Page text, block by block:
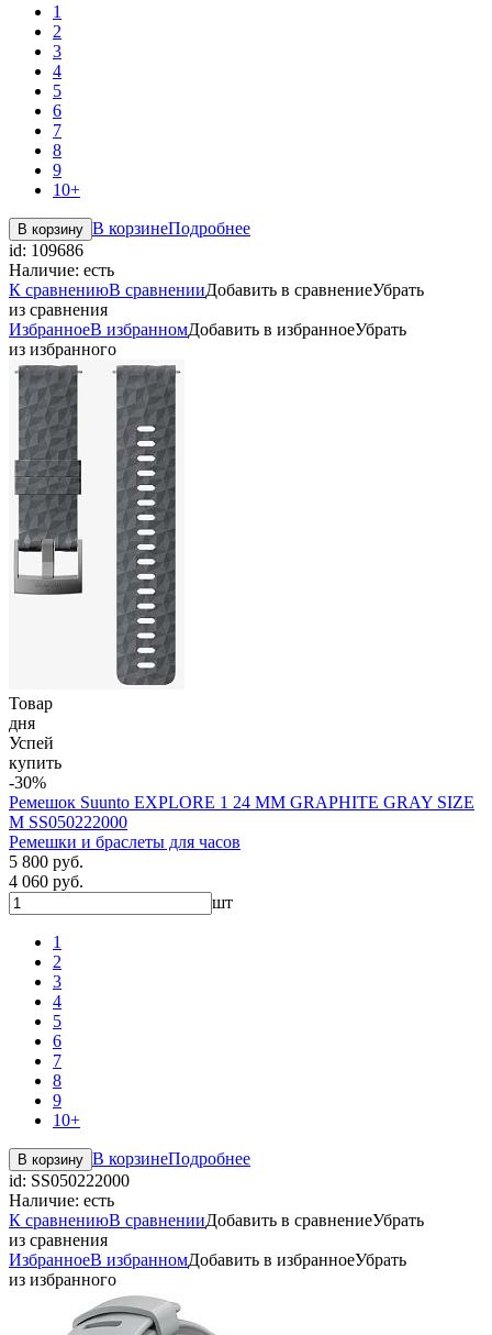
1
2
3
4
5
6
7
8
9
10+
В корзину В корзинеПодробнее
id: 109686
Наличие: есть
К сравнениюВ сравненииДобавить в сравнениеУбрать
из сравнения
ИзбранноеВ избранномДобавить в избранноеУбрать
из избранного
Товар
дня
Успей
купить
-30%
Ремешок Suunto EXPLORE 1 24 ММ GRAPHITE GRAY SIZE
M SS050222000
Ремешки и браслеты для часов
5 800 руб.
4 060 руб.
шт
1
2
3
4
5
6
7
8
9
10+
В корзину В корзинеПодробнее
id: SS050222000
Наличие: есть
К сравнениюВ сравненииДобавить в сравнениеУбрать
из сравнения
ИзбранноеВ избранномДобавить в избранноеУбрать
из избранного